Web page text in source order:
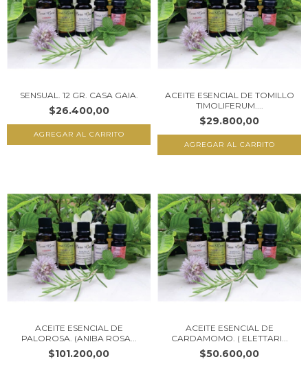
SENSUAL. 12 GR. CASA GAIA.
$26.400,00
ACEITE ESENCIAL DE TOMILLO
TIMOLIFERUM....
$29.800,00
ACEITE ESENCIAL DE
PALOROSA. (ANIBA ROSA...
$101.200,00
ACEITE ESENCIAL DE
CARDAMOMO. ( ELETTARI...
$50.600,00